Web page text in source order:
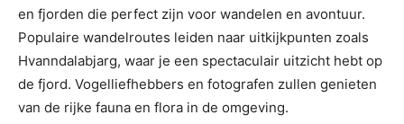
en fjorden die perfect zijn voor wandelen en avontuur.
Populaire wandelroutes leiden naar uitkijkpunten zoals
Hvanndalabjarg, waar je een spectaculair uitzicht hebt op
de fjord. Vogelliefhebbers en fotografen zullen genieten
van de rijke fauna en flora in de omgeving.